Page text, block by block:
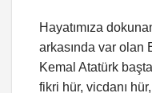
Hayatımıza
arkasında var olan
Kemal Atatürk
fikri hür, vicdanı